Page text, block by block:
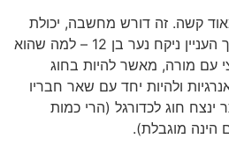
קשה. זה דורש מחשבה, יכולת
מוטורית והתמדה. אם לצורך העניין ניקח נער בן 12 – למה שהוא
עם מורה, מאשר להיות בחוג
ולהיות יחד עם שאר חבריו
חוג לכדורגל (הרי כמות
הינה מוגבלת).